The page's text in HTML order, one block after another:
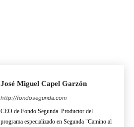
José Miguel Capel Garzón
http://fondosegunda.com
CEO de Fondo Segunda. Productor del
programa especializado en Segunda "Camino al